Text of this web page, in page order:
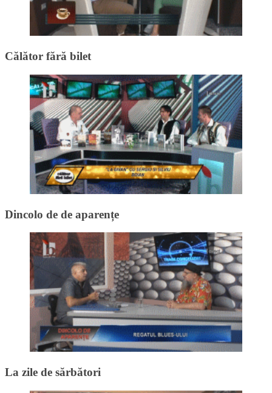
Călător fără bilet
Dincolo de de aparențe
La zile de sărbători